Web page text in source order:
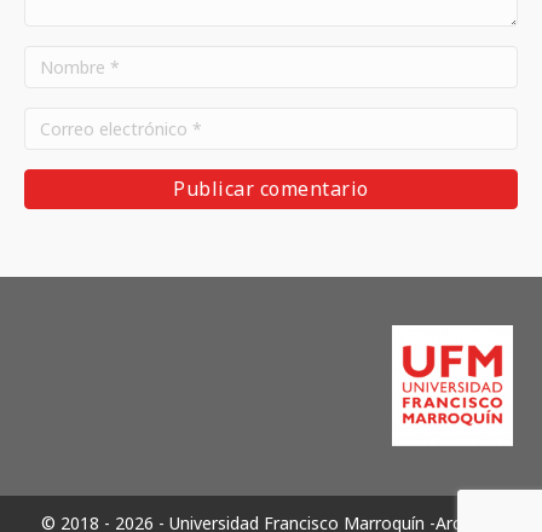
© 2018 - 2026 - Universidad Francisco Marroquín -Archivos